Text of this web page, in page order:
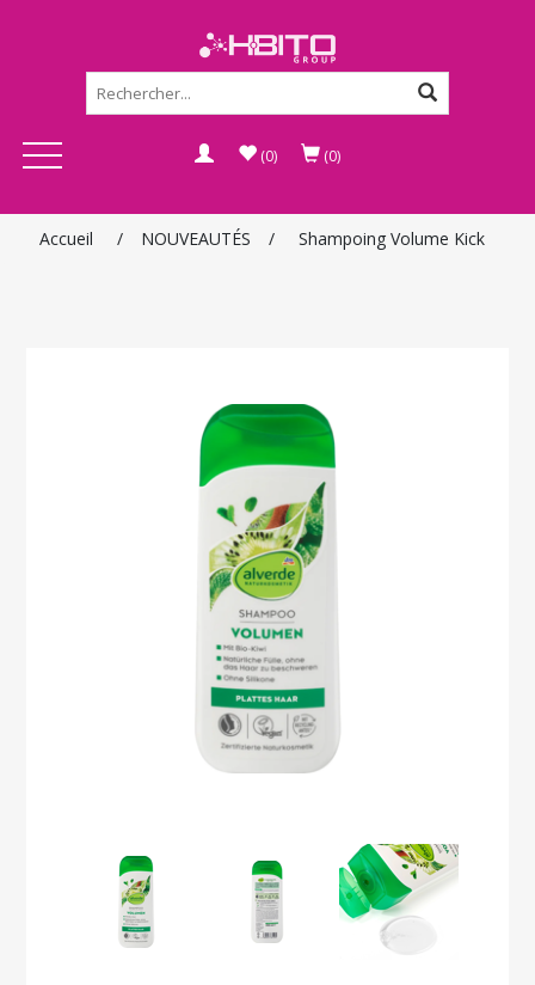
(0) (0)
Accueil / NOUVEAUTÉS / Shampoing Volume Kick